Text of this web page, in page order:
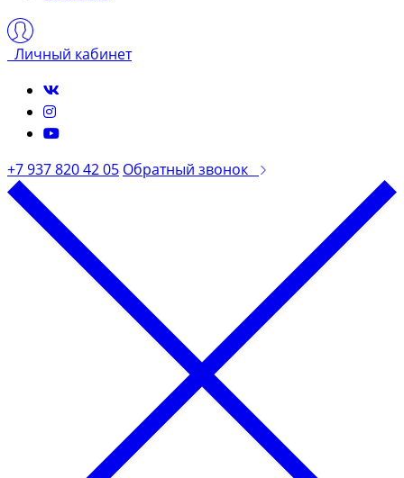
Личный кабинет
+7 937 820 42 05 Обратный звонок